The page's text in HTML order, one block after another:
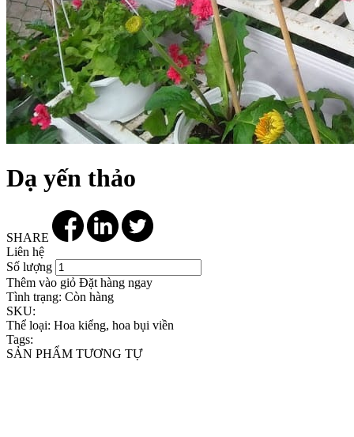
Dạ yến thảo
SHARE
Liên hệ
Số lượng
Thêm vào giỏ Đặt hàng ngay
Tình trạng: Còn hàng
SKU:
Thể loại: Hoa kiểng, hoa bụi viền
Tags:
SẢN PHẨM TƯƠNG TỰ